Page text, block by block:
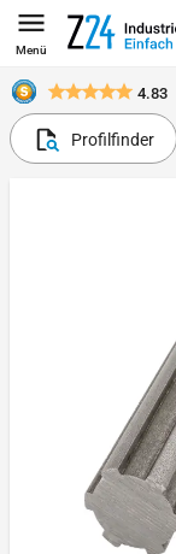
Menü
4.83
Profilfinder